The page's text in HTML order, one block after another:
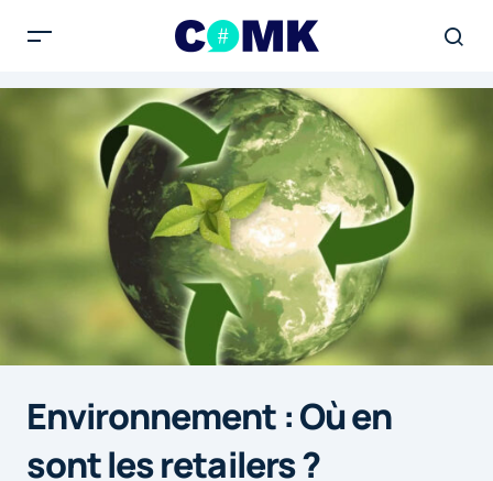
Environnement : Où en
sont les retailers ?